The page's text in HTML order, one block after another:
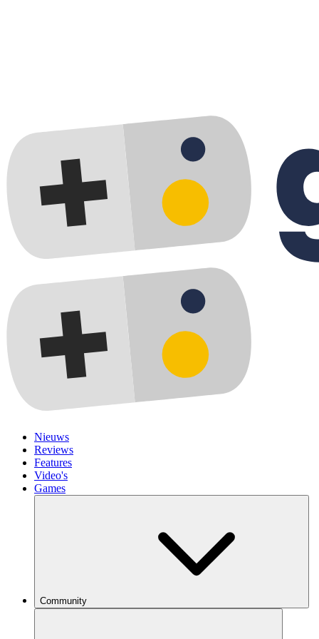
Nieuws
Reviews
Features
Video's
Games
Community